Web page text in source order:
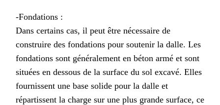
-Fondations :
Dans certains cas, il peut être nécessaire de
construire des fondations pour soutenir la dalle. Les
fondations sont généralement en béton armé et sont
situées en dessous de la surface du sol excavé. Elles
fournissent une base solide pour la dalle et
répartissent la charge sur une plus grande surface, ce